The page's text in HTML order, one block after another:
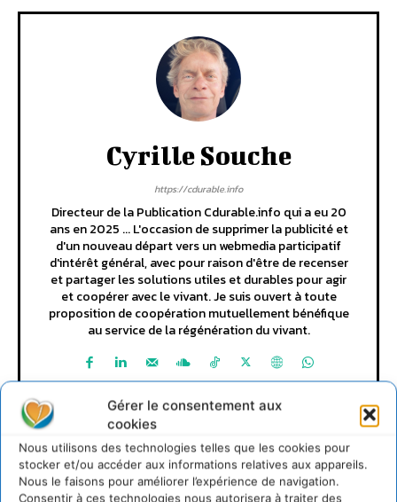
Gérer le consentement aux
cookies
Nous utilisons des technologies telles que les cookies pour
stocker et/ou accéder aux informations relatives aux appareils.
Nous le faisons pour améliorer l’expérience de navigation.
Consentir à ces technologies nous autorisera à traiter des
Cyrille Souche
https://cdurable.info
Directeur de la Publication Cdurable.info qui a eu 20
ans en 2025 ... L'occasion de supprimer la publicité et
d'un nouveau départ vers un webmedia participatif
d'intérêt général, avec pour raison d'être de recenser
et partager les solutions utiles et durables pour agir
et coopérer avec le vivant. Je suis ouvert à toute
proposition de coopération mutuellement bénéfique
au service de la régénération du vivant.